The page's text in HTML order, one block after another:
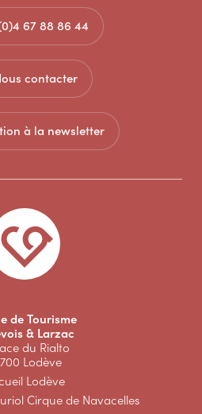
67 88 86 44
contacter
à la newsletter
de Tourisme
& Larzac
du Rialto
Lodève
Lodève
Cirque de Navacelles